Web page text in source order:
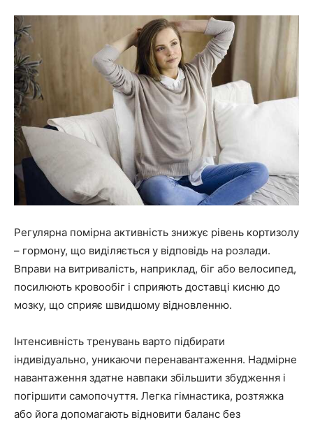
Регулярна помірна активність знижує рівень кортизолу
– гормону, що виділяється у відповідь на розлади.
Вправи на витривалість, наприклад, біг або велосипед,
посилюють кровообіг і сприяють доставці кисню до
мозку, що сприяє швидшому відновленню.
Інтенсивність тренувань варто підбирати
індивідуально, уникаючи перенавантаження. Надмірне
навантаження здатне навпаки збільшити збудження і
погіршити самопочуття. Легка гімнастика, розтяжка
або йога допомагають відновити баланс без